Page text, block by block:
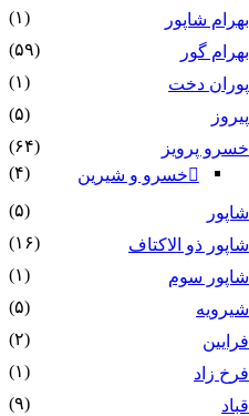
بهرام شاپور
(۱)
بهرام گور
(۵۹)
پوران دخت
(۱)
پیروز
(۵)
خسرو پرویز
(۶۴)
خسرو و شیرین
(۴)
شاپور
(۵)
شاپور ذو الاکتاف
(۱۶)
شاپور سوم‏
(۱)
شیرویه
(۵)
فرایین
(۲)
فرخ زاد
(۱)
قباد
(۹)